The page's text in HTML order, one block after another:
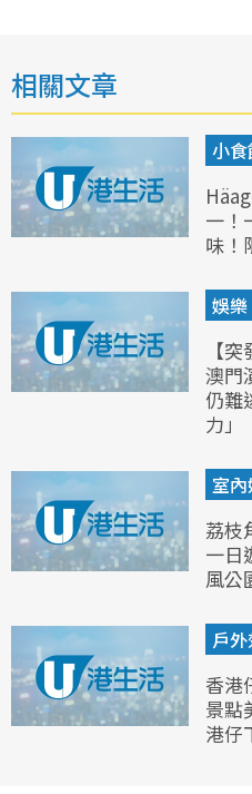
相關文章
小
一！
味！
娛樂
【
澳門
仍難
力」
室
荔枝
一日
風公
戶
香港
景點
港仔